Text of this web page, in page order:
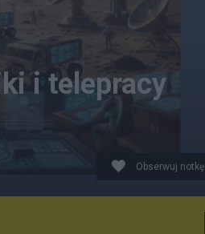
i telepracy
Obserwuj notkę